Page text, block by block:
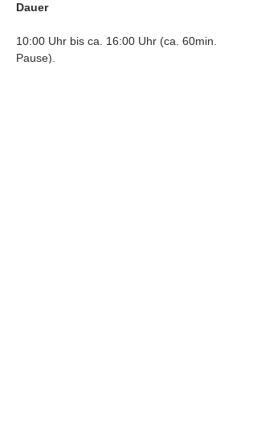
Dauer
10:00 Uhr bis ca. 16:00 Uhr (ca. 60min.
Pause).